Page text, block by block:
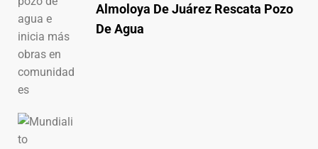
Almoloya De Juárez Rescata Pozo
De Agua